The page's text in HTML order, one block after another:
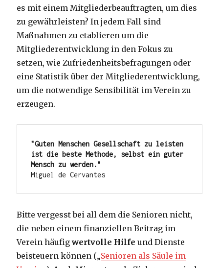
es mit einem Mitgliederbeauftragten, um dies
zu gewährleisten? In jedem Fall sind
Maßnahmen zu etablieren um die
Mitgliederentwicklung in den Fokus zu
setzen, wie Zufriedenheitsbefragungen oder
eine Statistik über der Mitgliederentwicklung,
um die notwendige Sensibilität im Verein zu
erzeugen.
"Guten Menschen Gesellschaft zu leisten
ist die beste Methode, selbst ein guter
Mensch zu werden."
Miguel de Cervantes
Bitte vergesst bei all dem die Senioren nicht,
die neben einem finanziellen Beitrag im
Verein häufigwertvolle Hilfe und Dienste
beisteuern können („Senioren als Säule im